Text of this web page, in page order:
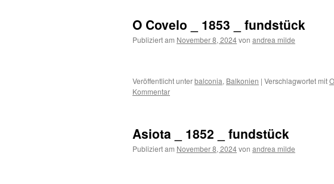
O Covelo _ 1853 _ fundstück
Publiziert am November 8, 2024von andrea milde
Veröffentlicht unterbalconia, Balkonien | Verschlagwortet mit
Kommentar
Asiota _ 1852 _ fundstück
Publiziert am November 8, 2024von andrea milde